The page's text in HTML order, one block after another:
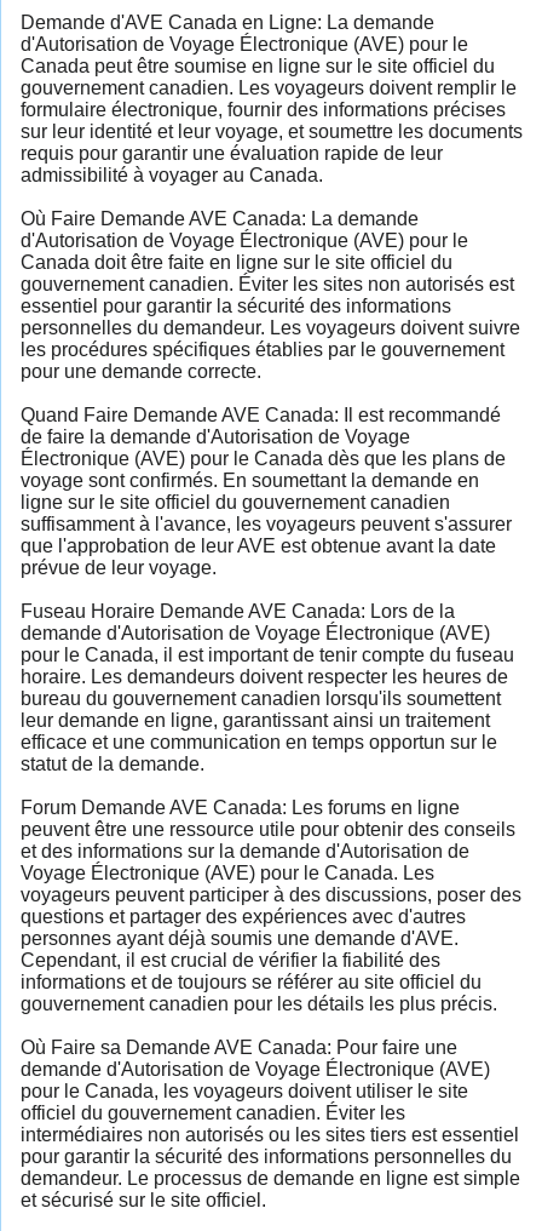
Demande d'AVE Canada en Ligne: La demande
d'Autorisation de Voyage Électronique (AVE) pour le
Canada peut être soumise en ligne sur le site officiel du
gouvernement canadien. Les voyageurs doivent remplir le
formulaire électronique, fournir des informations précises
sur leur identité et leur voyage, et soumettre les documents
requis pour garantir une évaluation rapide de leur
admissibilité à voyager au Canada.
Où Faire Demande AVE Canada: La demande
d'Autorisation de Voyage Électronique (AVE) pour le
Canada doit être faite en ligne sur le site officiel du
gouvernement canadien. Éviter les sites non autorisés est
essentiel pour garantir la sécurité des informations
personnelles du demandeur. Les voyageurs doivent suivre
les procédures spécifiques établies par le gouvernement
pour une demande correcte.
Quand Faire Demande AVE Canada: Il est recommandé
de faire la demande d'Autorisation de Voyage
Électronique (AVE) pour le Canada dès que les plans de
voyage sont confirmés. En soumettant la demande en
ligne sur le site officiel du gouvernement canadien
suffisamment à l'avance, les voyageurs peuvent s'assurer
que l'approbation de leur AVE est obtenue avant la date
prévue de leur voyage.
Fuseau Horaire Demande AVE Canada: Lors de la
demande d'Autorisation de Voyage Électronique (AVE)
pour le Canada, il est important de tenir compte du fuseau
horaire. Les demandeurs doivent respecter les heures de
bureau du gouvernement canadien lorsqu'ils soumettent
leur demande en ligne, garantissant ainsi un traitement
efficace et une communication en temps opportun sur le
statut de la demande.
Forum Demande AVE Canada: Les forums en ligne
peuvent être une ressource utile pour obtenir des conseils
et des informations sur la demande d'Autorisation de
Voyage Électronique (AVE) pour le Canada. Les
voyageurs peuvent participer à des discussions, poser des
questions et partager des expériences avec d'autres
personnes ayant déjà soumis une demande d'AVE.
Cependant, il est crucial de vérifier la fiabilité des
informations et de toujours se référer au site officiel du
gouvernement canadien pour les détails les plus précis.
Où Faire sa Demande AVE Canada: Pour faire une
demande d'Autorisation de Voyage Électronique (AVE)
pour le Canada, les voyageurs doivent utiliser le site
officiel du gouvernement canadien. Éviter les
intermédiaires non autorisés ou les sites tiers est essentiel
pour garantir la sécurité des informations personnelles du
demandeur. Le processus de demande en ligne est simple
et sécurisé sur le site officiel.